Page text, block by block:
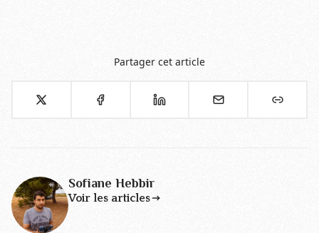
Partager cet article
Sofiane Hebbir
Voir les articles